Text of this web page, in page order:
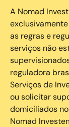
A Nomad
as regras e
serviços não
reguladora
Serviços de
ou solicitar
domiciliados
Nomad